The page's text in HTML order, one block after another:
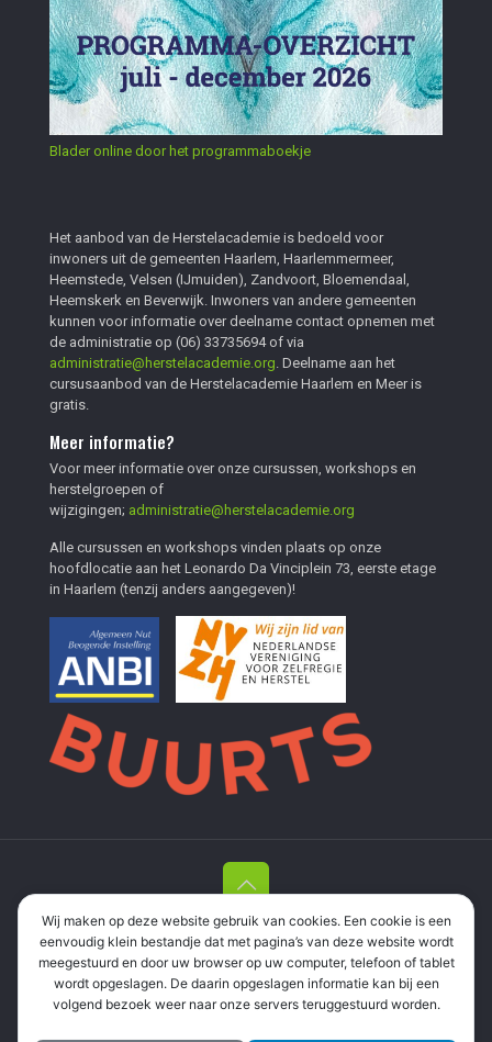
Blader online door het programmaboekje
Het aanbod van de Herstelacademie is bedoeld voor
inwoners uit de gemeenten Haarlem, Haarlemmermeer,
Heemstede, Velsen (IJmuiden), Zandvoort, Bloemendaal,
Heemskerk en Beverwijk. Inwoners van andere gemeenten
kunnen voor informatie over deelname contact opnemen met
de administratie op (06) 33735694of via
administratie@herstelacademie.org . Deelname aan het
cursusaanbod van de Herstelacademie Haarlem en Meer is
gratis.
Meer informatie?
Voor meer informatie over onze cursussen, workshops en
herstelgroepen of
wijzigingen; administratie@herstelacademie.org
Alle cursussen en workshops vinden plaats op onze
hoofdlocatie aan het Leonardo Da Vinciplein 73, eerste etage
in Haarlem (tenzij anders aangegeven)!
Stichting Herstelacademie Haarlem en Meer| Leonardo Da
Vinciplein 73, 2037 RR Haarlem |
06 337 35 694|
informatie@herstelacademie.org| RSIN: 858571298 |
Privacyverklaring
Wij maken op deze website gebruik van cookies. Een cookie is een
eenvoudig klein bestandje dat met pagina’s van deze website wordt
meegestuurd en door uw browser op uw computer, telefoon of tablet
wordt opgeslagen. De daarin opgeslagen informatie kan bij een
volgend bezoek weer naar onze servers teruggestuurd worden.